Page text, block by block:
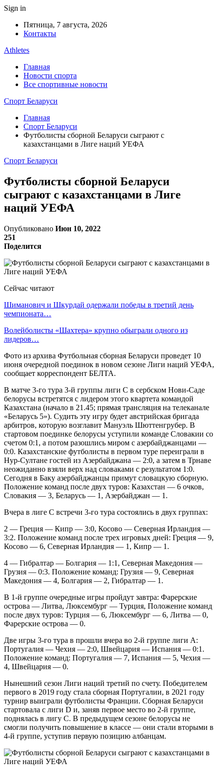
Sign in
Пятница, 7 августа, 2026
Контакты
Athletes
Главная
Новости спорта
Все спортивные новости
Спорт Беларуси
Главная
Спорт Беларуси
Футболисты сборной Беларуси сыграют с
казахстанцами в Лиге наций УЕФА
Спорт Беларуси
Футболисты сборной Беларуси
сыграют с казахстанцами в Лиге
наций УЕФА
Опубликовано Июн 10, 2022
251
Поделится
Сейчас читают
Шиманович и Шкурдай одержали победы в третий день
чемпионата…
Волейболисты «Шахтера» крупно обыграли одного из
лидеров…
Фото из архива Футбольная сборная Беларуси проведет 10
июня очередной поединок в новом сезоне Лиги наций УЕФА,
сообщает корреспондент БЕЛТА.
В матче 3-го тура 3-й группы лиги С в сербском Нови-Саде
белорусы встретятся с лидером этого квартета командой
Казахстана (начало в 21.45; прямая трансляция на телеканале
«Беларусь 5»). Судить эту игру будет австрийская бригада
арбитров, которую возглавит Мануэль Шюттенгрубер. В
стартовом поединке белорусы уступили команде Словакии со
счетом 0:1, а потом разошлись миром с азербайджанцами —
0:0. Казахстанские футболисты в первом туре переиграли в
Нур-Султане гостей из Азербайджана — 2:0, а затем в Трнаве
неожиданно взяли верх над словаками с результатом 1:0.
Сегодня в Баку азербайджанцы примут словацкую сборную.
Положение команд после двух туров: Казахстан — 6 очков,
Словакия — 3, Беларусь — 1, Азербайджан — 1.
Вчера в лиге С встречи 3-го тура состоялись в двух группах:
2 — Греция — Кипр — 3:0, Косово — Северная Ирландия —
3:2. Положение команд после трех игровых дней: Греция — 9,
Косово — 6, Северная Ирландия — 1, Кипр — 1.
4 — Гибралтар — Болгария — 1:1, Северная Македония —
Грузия — 0:3. Положение команд: Грузия — 9, Северная
Македония — 4, Болгария — 2, Гибралтар — 1.
В 1-й группе очередные игры пройдут завтра: Фарерские
острова — Литва, Люксембург — Турция, Положение команд
после двух туров: Турция — 6, Люксембург — 6, Литва — 0,
Фарерские острова — 0.
Две игры 3-го тура в прошли вчера во 2-й группе лиги А:
Португалия — Чехия — 2:0, Швейцария — Испания — 0:1.
Положение команд: Португалия — 7, Испания — 5, Чехия —
4, Швейцария — 0.
Нынешний сезон Лиги наций третий по счету. Победителем
первого в 2019 году стала сборная Португалии, в 2021 году
турнир выиграли футболисты Франции. Сборная Беларуси
стартовала с лиги D и, заняв первое место во 2-й группе,
поднялась в лигу С. В предыдущем сезоне белорусы не
смогли получить повышение в классе — они стали вторыми в
4-й группе, уступив первую позицию албанцам.